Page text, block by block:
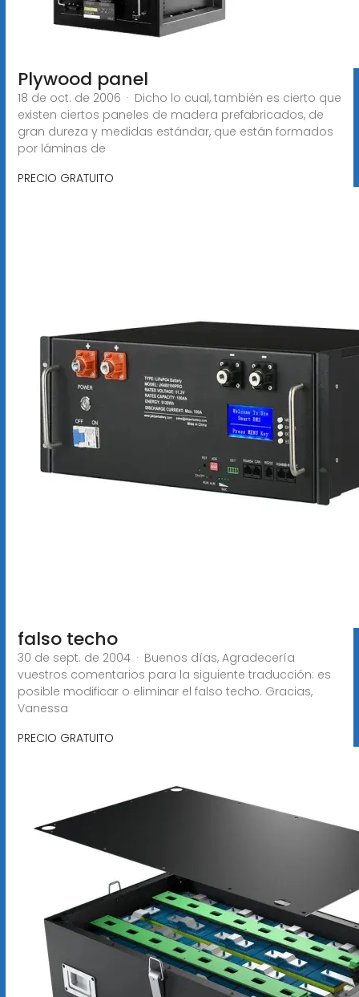
Plywood panel
18 de oct. de 2006 · Dicho lo cual, también es cierto que
existen ciertos paneles de madera prefabricados, de
gran dureza y medidas estándar, que están formados
por láminas de
PRECIO GRATUITO
falso techo
30 de sept. de 2004 · Buenos días, Agradecería
vuestros comentarios para la siguiente traducción: es
posible modificar o eliminar el falso techo. Gracias,
Vanessa
PRECIO GRATUITO